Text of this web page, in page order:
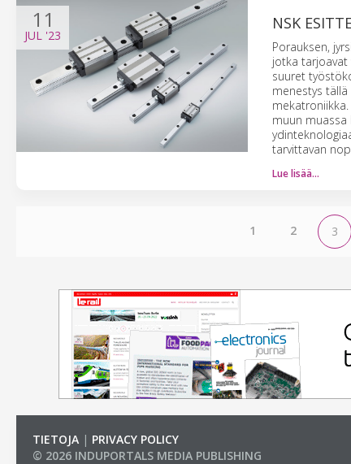
11
JUL '23
NSK
Porauksen,
jotka tarjoavat
suuret
menestys
muun muassa
tarvittavan
Lue lisää…
1 2 3
TIETOJA | PRIVACY POLICY
© 2026 INDUPORTALS MEDIA PUBLISHING